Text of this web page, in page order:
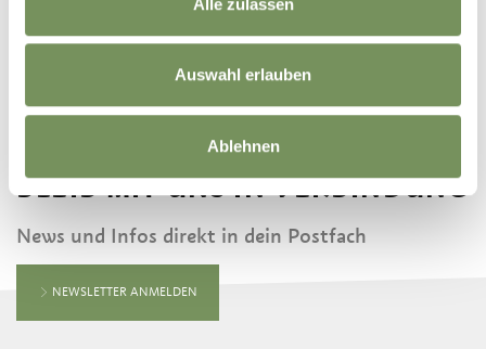
Auswahl erlauben
Ablehnen
BLEIB MIT UNS IN VERBINDUNG
News und Infos direkt in dein Postfach
NEWSLETTER ANMELDEN